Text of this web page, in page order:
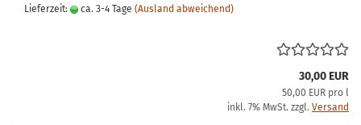
Lieferzeit: ca. 3-4 Tage (Ausland abweichend)
30,00 EUR
50,00 EUR pro l
inkl. 7% MwSt. zzgl. Versand